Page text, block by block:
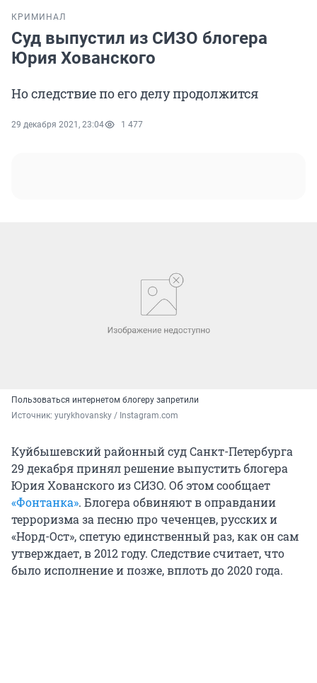
КРИМИНАЛ
Суд выпустил из СИЗО блогера
Юрия Хованского
Но следствие по его делу продолжится
29 декабря 2021, 23:04 1 477
Пользоваться интернетом блогеру запретили
Источник: yurykhovansky / Instagram.com
Куйбышевский районный суд Санкт-Петербурга
29 декабря принял решение выпустить блогера
Юрия Хованского из СИЗО. Об этом сообщает
«Фонтанка». Блогера обвиняют в оправдании
терроризма за песню про чеченцев, русских и
«Норд-Ост», спетую единственный раз, как он сам
утверждает, в 2012 году. Следствие считает, что
было исполнение и позже, вплоть до 2020 года.